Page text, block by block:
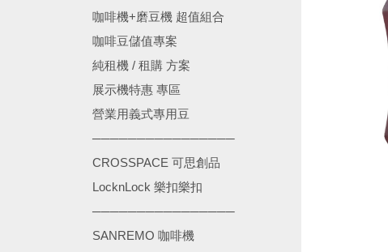
咖啡機+磨豆機 超值組合
咖啡豆儲值專案
純租機 / 租購 方案
展示機特惠 專區
營業用義式專用豆
────────────────
CROSSPACE 可思創品
LocknLock 樂扣樂扣
────────────────
SANREMO 咖啡機